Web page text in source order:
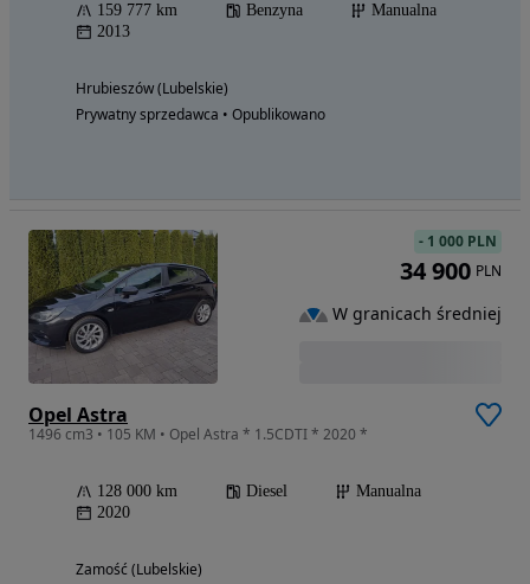
159 777 km Benzyna
Manualna
2013
Hrubieszów (Lubelskie)
Prywatny sprzedawca • Opublikowano
Opel Astra
1496 cm3 • 105 KM • Opel Astra * 1.5CDTI * 2020 *
128 000 km Diesel
Manualna
2020
Zamość (Lubelskie)
- 1 000 PLN
34 900 PLN
W granicach średniej